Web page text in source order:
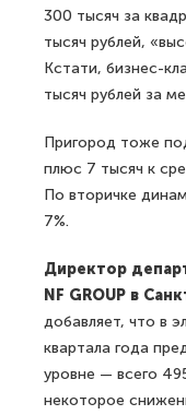
300 тысяч за
тысяч рублей,
Кстати, бизнес-
тысяч рублей за
Пригород тоже
плюс 7 тысяч к
По вторичке
7%.
Директор
NF GROUP в
добавляет, что в
квартала года
уровне — всего
некоторое